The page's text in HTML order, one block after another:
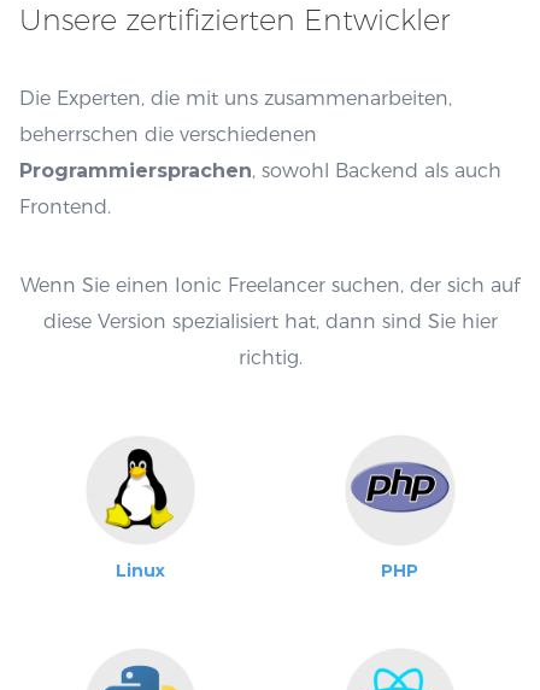
Unsere zertifizierten Entwickler
Die Experten, die mit uns zusammenarbeiten,
beherrschen die verschiedenen
Programmiersprachen, sowohl Backend als auch
Frontend.
Wenn Sie einen Ionic Freelancer suchen, der sich auf
diese Version spezialisiert hat, dann sind Sie hier
richtig.
Linux PHP